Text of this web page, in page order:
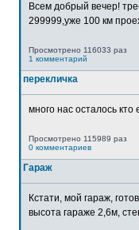
Всем добрый вечер!
299999,уже 100 км
Просмотрено 116033 раз
1 комментарий
перекличка
много нас осталось
Просмотрено 115989 раз
0 комментариев
Гараж
Кстати, мой гараж,
высота гараже 2,6м,